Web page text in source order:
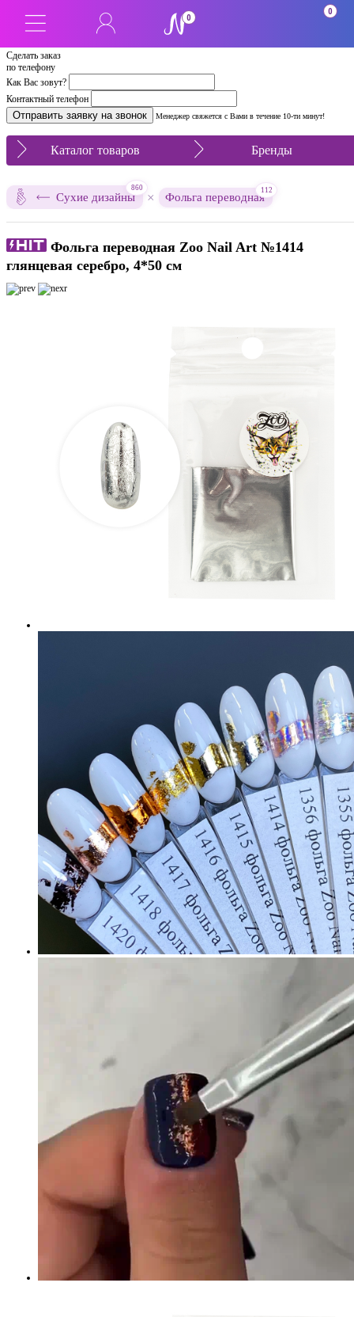
Сделать заказ
по телефону
Как Вас зовут?
Контактный телефон
Менеджер свяжется с Вами в течение 10-ти минут!
0
0
Каталог товаров Бренды
Сухие дизайны
860
× Фольга переводная
112
Фольга переводная Zoo Nail Art №1414
глянцевая серебро, 4*50 см